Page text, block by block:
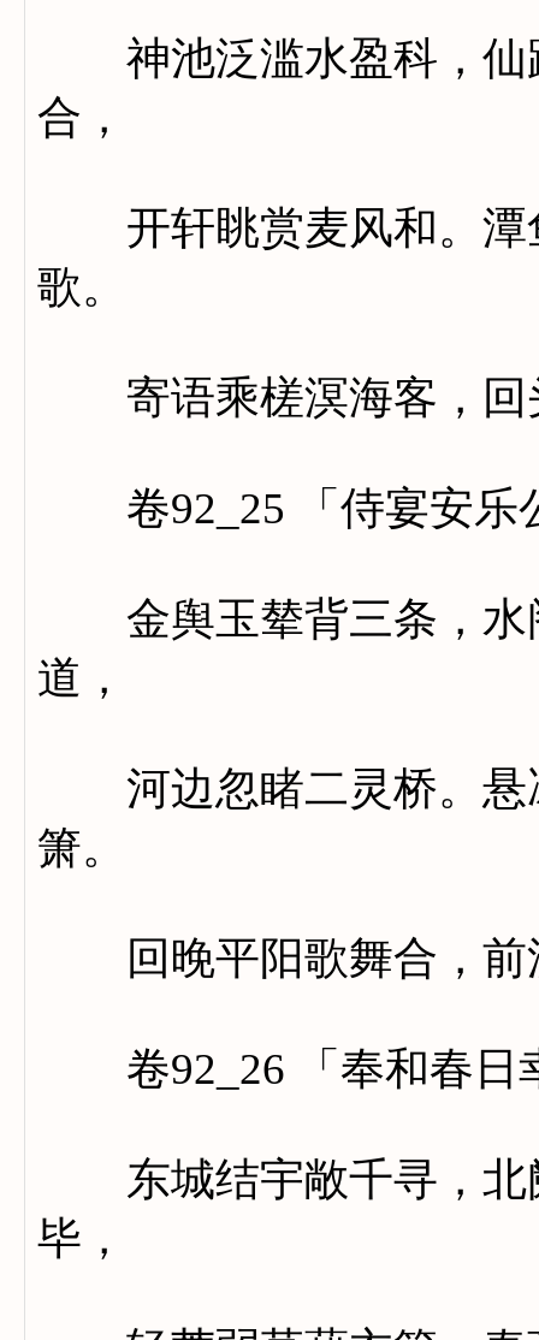
神池泛滥水盈科，仙
合，
开轩眺赏麦风和。潭
歌。
寄语乘槎溟海客，回
卷92_25 「侍宴安乐
金舆玉辇背三条，水
道，
河边忽睹二灵桥。悬
箫。
回晚平阳歌舞合，前
卷92_26 「奉和春日
东城结宇敞千寻，北
毕，